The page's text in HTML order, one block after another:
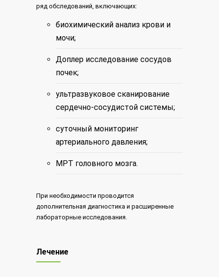
ряд обследований, включающих:
биохимический анализ крови и
мочи;
Доплер исследование сосудов
почек;
ультразвуковое сканирование
сердечно-сосудистой системы;
суточный мониторинг
артериального давления;
МРТ головного мозга.
При необходимости проводится
дополнительная диагностика и расширенные
лабораторные исследования.
Лечение